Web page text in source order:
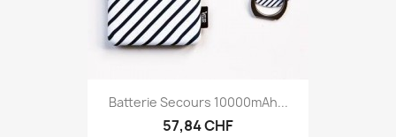
Batterie Secours 10000mAh...
57,84 CHF